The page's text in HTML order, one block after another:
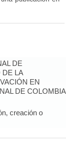
DE
DE LA
EN
DE COLOMBIA
creación o